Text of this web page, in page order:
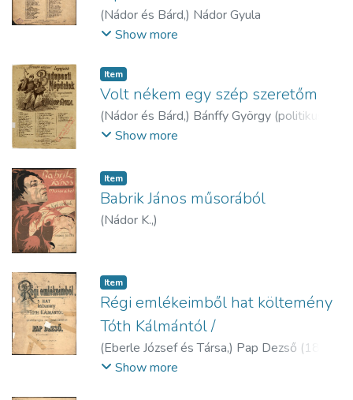
(Nádor és Bárd,) Nádor Gyula
(népzenegyűjtő, zeneszerző) (1860-1889)
Show more
Item
Volt nékem egy szép szeretőm
(Nádor és Bárd,) Bánffy György (politikus)
(1853-1889)
Show more
Item
Babrik János műsorából
(Nádor K.,)
Item
Régi emlékeimből hat költemény
Tóth Kálmántól /
(Eberle József és Társa,) Pap Dezső (1842-
1886)
Show more